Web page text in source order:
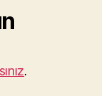
.